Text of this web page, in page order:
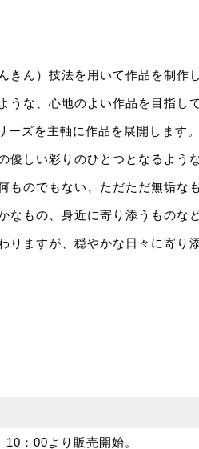
きん）技法を用いて作品を制作
うな、心地のよい作品を目指し
ズを主軸に作品を展開します。
優しい彩りのひとつとなるよう
ものでもない、ただただ無垢な
なもの、身近に寄り添うものな
りますが、穏やかな日々に寄り
：00より販売開始。